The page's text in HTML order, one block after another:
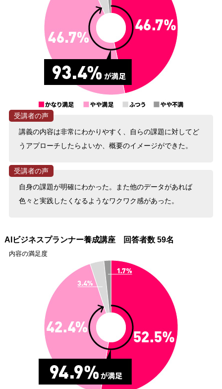
講義の内容は非常にわかりやすく、自らの課題に対してど
うアプローチしたらよいか、概要のイメージができた。
自身の課題が明確にわかった。また他のデータがあれば
色々と実践したくなるようなワクワク感があった。
AIビジネスプランナー養成講座 回答者数 59名
内容の満足度